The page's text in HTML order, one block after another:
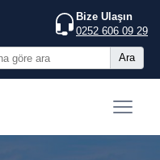
Bize Ulaşın
0252 606 09 29
Ara